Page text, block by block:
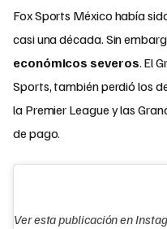
Fox Sports México había
casi una década. Sin
económicos severos. El
Sports, también perdió los
la Premier League y las
de pago.​
Ver esta publicación en